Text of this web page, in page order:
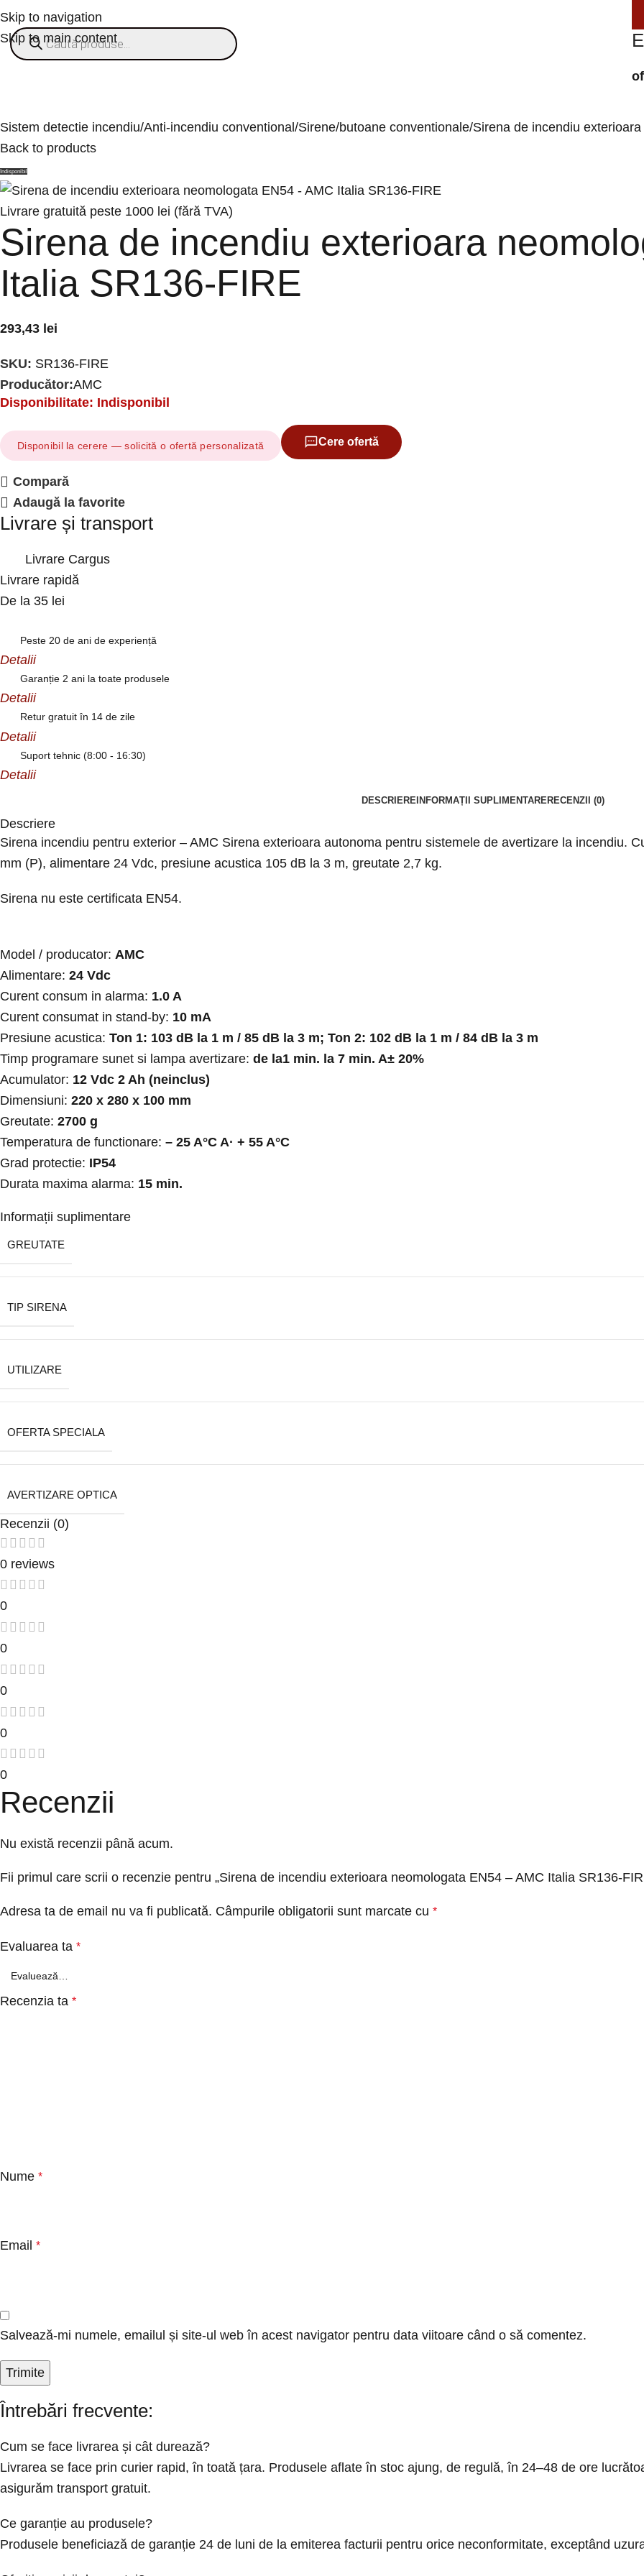
Skip to navigation
Skip to main content
Sistem detectie incendiu Anti-incendiu conventional Sirene/butoane conventionale Sirena de incendiu
Back to products
Indisponibil
Livrare gratuită peste 1000 lei (fără TVA)
Sirena de incendiu exterioara
Italia SR136-FIRE
293,43 lei
SKU: SR136-FIRE
Producător:AMC
Disponibilitate: Indisponibil
Disponibil la cerere — solicită o ofertă personalizată Cere ofertă
Compară
Adaugă la favorite
Livrare și transport
Livrare Cargus
Livrare rapidă
De la 35 lei
Peste 20 de ani de experiență
Detalii
Garanție 2 ani la toate produsele
Detalii
Retur gratuit în 14 de zile
Detalii
Suport tehnic (8:00 - 16:30)
Detalii
DESCRIERE INFORMAȚII SUPLIMENTARERECENZII (0)
Descriere
Sirena incendiu pentru exterior – AMC Sirena exterioara autonoma pentru sistemele de avertizare la incendiu.
mm (P), alimentare 24 Vdc, presiune acustica 105 dB la 3 m, greutate 2,7 kg.
Sirena nu este certificata EN54.
Model / producator: AMC
Alimentare: 24 Vdc
Curent consum in alarma: 1.0 A
Curent consumat in stand-by: 10 mA
Presiune acustica: Ton 1: 103 dB la 1 m / 85 dB la 3 m; Ton 2: 102 dB la 1 m / 84 dB la 3 m
Timp programare sunet si lampa avertizare: de la1 min. la 7 min. A± 20%
Acumulator: 12 Vdc 2 Ah (neinclus)
Dimensiuni: 220 x 280 x 100 mm
Greutate: 2700 g
Temperatura de functionare: – 25 A°C A· + 55 A°C
Grad protectie: IP54
Durata maxima alarma: 15 min.
Informații suplimentare
GREUTATE
TIP SIRENA
UTILIZARE
OFERTA SPECIALA
AVERTIZARE OPTICA
Recenzii (0)
0 reviews
0
0
0
0
0
Recenzii
Nu există recenzii până acum.
Fii primul care scrii o recenzie pentru „Sirena de incendiu exterioara neomologata EN54 – AMC Italia SR136-
Adresa ta de email nu va fi publicată. Câmpurile obligatorii sunt marcate cu *
Evaluarea ta *
Recenzia ta *
Nume *
Email *
Salvează-mi numele, emailul și site-ul web în acest navigator pentru data viitoare când o să comentez.
Întrebări frecvente:
Cum se face livrarea și cât durează?
Livrarea se face prin curier rapid, în toată țara. Produsele aflate în stoc ajung, de regulă, în 24–48 de ore
asigurăm transport gratuit.
Ce garanție au produsele?
Produsele beneficiază de garanție 24 de luni de la emiterea facturii pentru orice neconformitate, exceptând